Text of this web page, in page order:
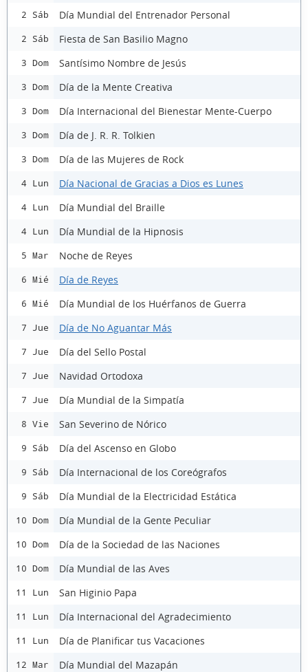
2 Sáb Día Mundial del Entrenador Personal
2 Sáb Fiesta de San Basilio Magno
3 Dom Santísimo Nombre de Jesús
3 Dom Día de la Mente Creativa
3 Dom Día Internacional del Bienestar Mente-Cuerpo
3 Dom Día de J. R. R. Tolkien
3 Dom Día de las Mujeres de Rock
4 Lun Día Nacional de Gracias a Dios es Lunes
4 Lun Día Mundial del Braille
4 Lun Día Mundial de la Hipnosis
5 Mar Noche de Reyes
6 Mié Día de Reyes
6 Mié Día Mundial de los Huérfanos de Guerra
7 Jue Día de No Aguantar Más
7 Jue Día del Sello Postal
7 Jue Navidad Ortodoxa
7 Jue Día Mundial de la Simpatía
8 Vie San Severino de Nórico
9 Sáb Día del Ascenso en Globo
9 Sáb Día Internacional de los Coreógrafos
9 Sáb Día Mundial de la Electricidad Estática
10 Dom Día Mundial de la Gente Peculiar
10 Dom Día de la Sociedad de las Naciones
10 Dom Día Mundial de las Aves
11 Lun San Higinio Papa
11 Lun Día Internacional del Agradecimiento
11 Lun Día de Planificar tus Vacaciones
12 Mar Día Mundial del Mazapán